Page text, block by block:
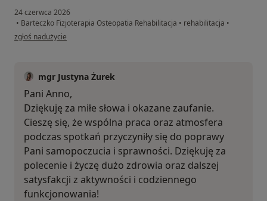
24 czerwca 2026
• Barteczko Fizjoterapia Osteopatia Rehabilitacja • rehabilitacja •
w opinii użytkownika Anna
zgłoś nadużycie
mgr Justyna Żurek
Pani Anno,
Dziękuję za miłe słowa i okazane zaufanie.
Cieszę się, że wspólna praca oraz atmosfera
podczas spotkań przyczyniły się do poprawy
Pani samopoczucia i sprawności. Dziękuję za
polecenie i życzę dużo zdrowia oraz dalszej
satysfakcji z aktywności i codziennego
funkcjonowania!